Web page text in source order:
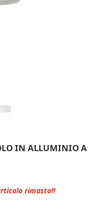
IN ALLUMINIO A
rimasto!!